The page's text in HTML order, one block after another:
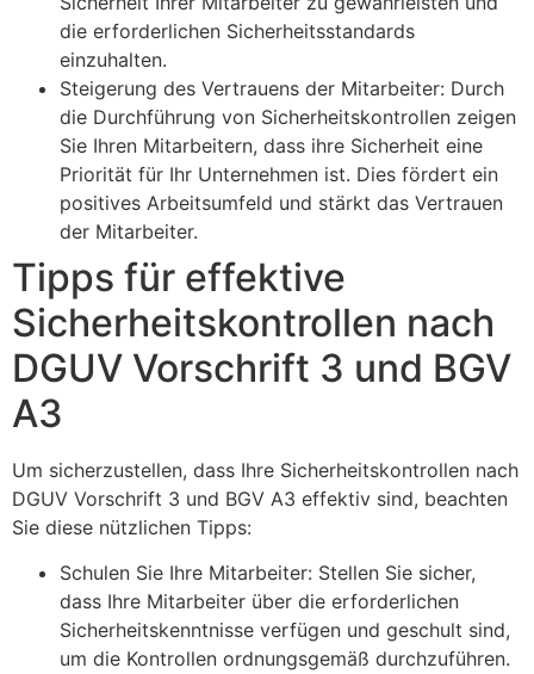
die erforderlichen Sicherheitsstandards
einzuhalten.
Steigerung des Vertrauens der Mitarbeiter: Durch
die Durchführung von Sicherheitskontrollen zeigen
Sie Ihren Mitarbeitern, dass ihre Sicherheit eine
Priorität für Ihr Unternehmen ist. Dies fördert ein
positives Arbeitsumfeld und stärkt das Vertrauen
der Mitarbeiter.
Tipps für effektive
Sicherheitskontrollen nach
DGUV Vorschrift 3 und BGV
A3
Um sicherzustellen, dass Ihre Sicherheitskontrollen nach
DGUV Vorschrift 3 und BGV A3 effektiv sind, beachten
Sie diese nützlichen Tipps:
Schulen Sie Ihre Mitarbeiter: Stellen Sie sicher,
dass Ihre Mitarbeiter über die erforderlichen
Sicherheitskenntnisse verfügen und geschult sind,
um die Kontrollen ordnungsgemäß durchzuführen.